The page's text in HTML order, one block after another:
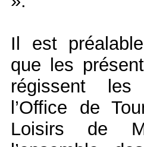
Il est
que les
régissent
l’Office de
Loisirs de